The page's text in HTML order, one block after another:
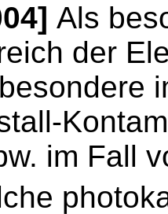
Als
der
im Fall